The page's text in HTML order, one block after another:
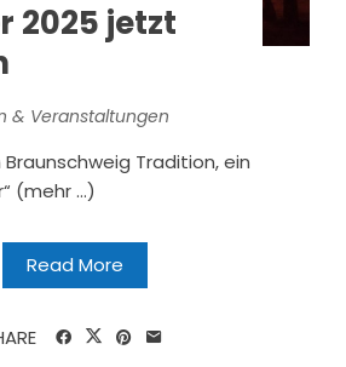
2025 jetzt
& Veranstaltungen
Tradition, ein
(mehr …)
Read More